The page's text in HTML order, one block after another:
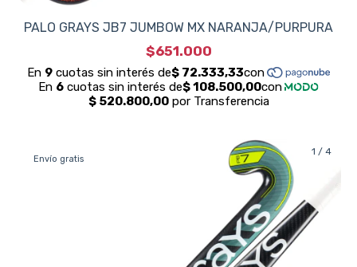
PALO GRAYS JB7 JUMBOW MX NARANJA/PURPURA
$651.000
1 / 4
Envío gratis